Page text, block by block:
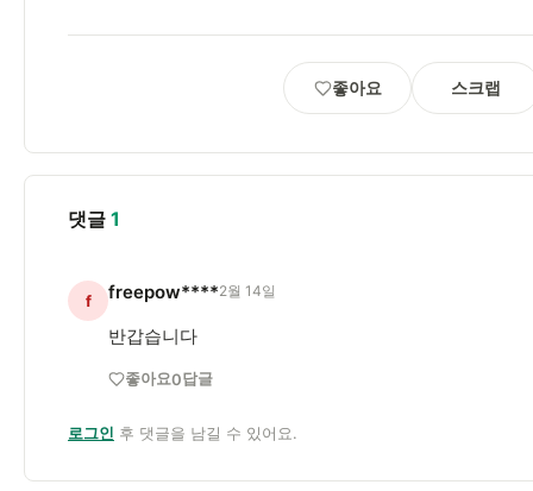
좋아요 스크랩
댓글 1
f freepow****2월 14일
반갑습니다
좋아요0답글
로그인 후 댓글을 남길 수 있어요.